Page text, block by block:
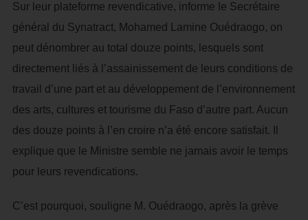
Sur leur plateforme revendicative, informe le Secrétaire
général du Synatract, Mohamed Lamine Ouédraogo, on
peut dénombrer au total douze points, lesquels sont
directement liés à l’assainissement de leurs conditions de
travail d’une part et au développement de l’environnement
des arts, cultures et tourisme du Faso d’autre part. Aucun
des douze points à l’en croire n’a été encore satisfait. Il
explique que le Ministre semble ne jamais avoir le temps
pour leurs revendications.
C’est pourquoi, souligne M. Ouédraogo, après la grève